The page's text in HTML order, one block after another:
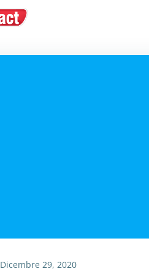
Dicembre 29, 2020